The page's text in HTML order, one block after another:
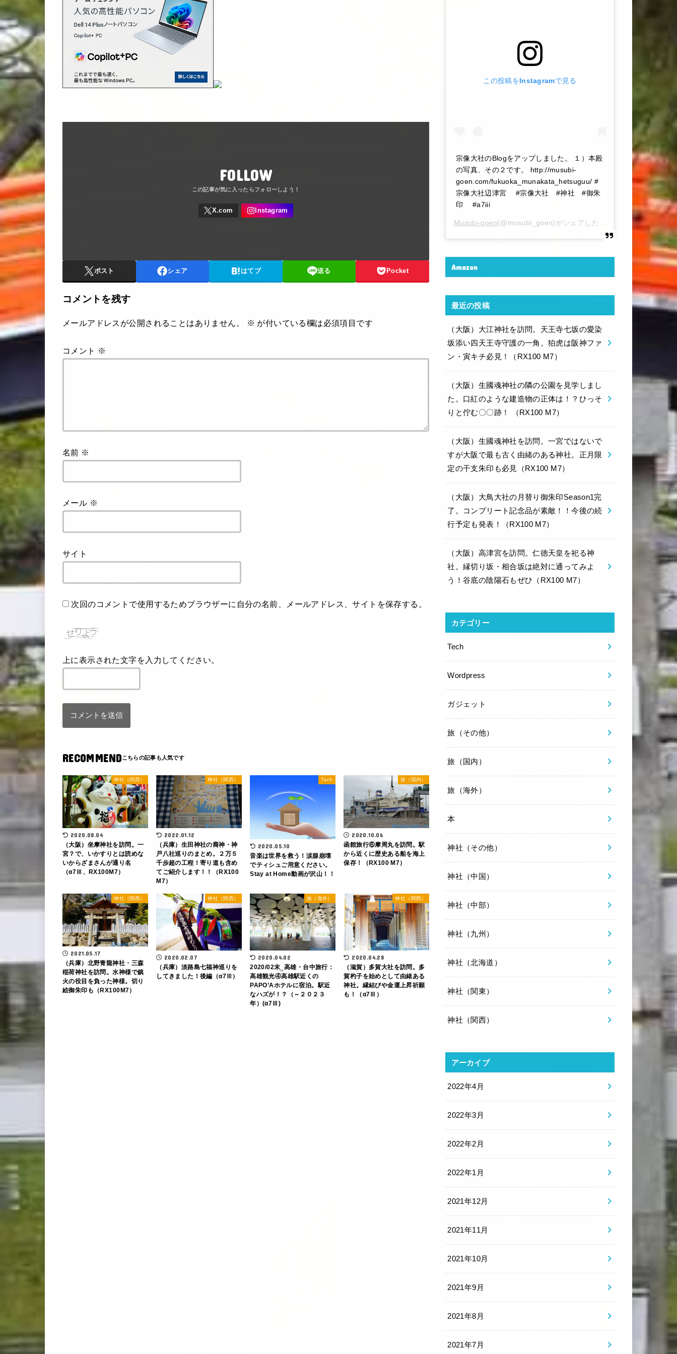
FOLLOW
ポスト シェア はてブ 送る Pocket
コメントを残す
メールアドレスが公開されることはありません。 ※ が付いている欄は必須項目です
コメント ※
名前 ※
メール ※
サイト
次回のコメントで使用するためブラウザーに自分の名前、メールアドレス、サイトを保存する。
上に表示された文字を入力してください。
RECOMMEND
神社（関西）
2020.08.04
（大阪）坐摩神社を訪問。一
宮？で、いかすりとは読めな
いからざまさんが通り名
（α7Ⅲ、RX100M7）
神社（関西）
2022.01.12
（兵庫）生田神社の裔神・神
戸八社巡りのまとめ。２万５
千歩超の工程！寄り道も含め
てご紹介します！！（RX100
M7）
Tech
2020.05.10
音楽は世界を救う！涙腺崩壊
でティシュご用意ください。
Stay at Home動画が沢山！！
旅（国内）
2020.10.06
函館旅行⑥摩周丸を訪問。駅
から近くに歴史ある船を海上
保存！（RX100 M7）
神社（関西）
2021.05.17
（兵庫）北野青龍神社・三森
稲荷神社を訪問。水神様で鎮
火の役目を負った神様。切り
絵御朱印も（RX100M7）
神社（関西）
2020.02.07
（兵庫）淡路島七福神巡りを
してきました！後編（α7Ⅲ）
旅（海外）
2020.04.02
2020/02末‗高雄・台中旅行：
高雄観光④高雄駅近くの
PAPO’Aホテルに宿泊。駅近
なハズが！？（～２０２３
年）(α7Ⅲ)
神社（関西）
2020.04.28
（滋賀）多賀大社を訪問。多
賀杓子を始めとして由緒ある
神社。縁結びや金運上昇祈願
も！（α7Ⅲ）
この投稿をInstagramで見る
宗像大社のBlogをアップしました。 １）本殿
の写真、その２です。 http://musubi-
goen.com/fukuoka_munakata_hetsuguu/ #
宗像大社辺津宮 #宗像大社 #神社 #御朱
印 #a7iii
Musubi-goen(@musubi_goen)がシェアした投稿 – 2020年 6月月6
Amazon
最近の投稿
（大阪）大江神社を訪問。天王寺七坂の愛染
坂添い四天王寺守護の一角。狛虎は阪神ファ
ン・寅キチ必見！（RX100 M7）
（大阪）生國魂神社の隣の公園を見学しまし
た。口紅のような建造物の正体は！？ひっそ
りと佇む〇〇跡！ （RX100 M7）
（大阪）生國魂神社を訪問。一宮ではないで
すが大阪で最も古く由緒のある神社。正月限
定の干支朱印も必見（RX100 M7）
（大阪）大鳥大社の月替り御朱印Season1完
了。コンプリート記念品が素敵！！今後の続
行予定も発表！（RX100 M7）
（大阪）高津宮を訪問。仁徳天皇を祀る神
社。縁切り坂・相合坂は絶対に通ってみよ
う！谷底の陰陽石もぜひ（RX100 M7）
カテゴリー
Tech
Wordpress
ガジェット
旅（その他）
旅（国内）
旅（海外）
本
神社（その他）
神社（中国）
神社（中部）
神社（九州）
神社（北海道）
神社（関東）
神社（関西）
アーカイブ
2022年4月
2022年3月
2022年2月
2022年1月
2021年12月
2021年11月
2021年10月
2021年9月
2021年8月
2021年7月